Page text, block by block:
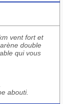
vent fort et
double
qui vous
abouti.